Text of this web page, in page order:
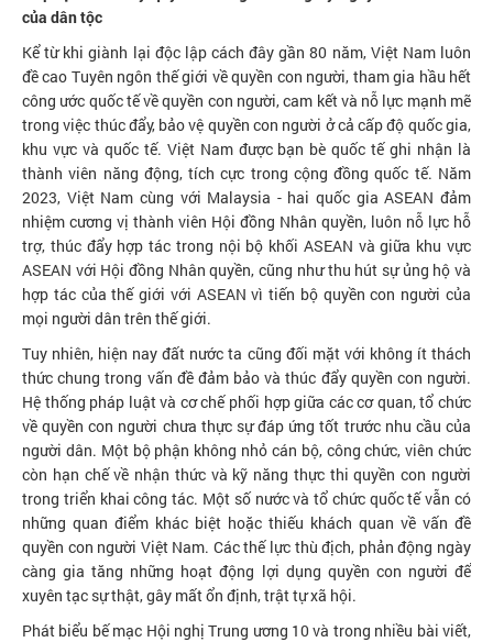
của dân tộc
Kể từ khi giành lại độc lập cách đây gần 80 năm, Việt Nam luôn
đề cao Tuyên ngôn thế giới về quyền con người, tham gia hầu hết
công ước quốc tế về quyền con người, cam kết và nỗ lực mạnh mẽ
trong việc thúc đẩy, bảo vệ quyền con người ở cả cấp độ quốc gia,
khu vực và quốc tế. Việt Nam được bạn bè quốc tế ghi nhận là
thành viên năng động, tích cực trong cộng đồng quốc tế. Năm
2023, Việt Nam cùng với Malaysia - hai quốc gia ASEAN đảm
nhiệm cương vị thành viên Hội đồng Nhân quyền, luôn nỗ lực hỗ
trợ, thúc đẩy hợp tác trong nội bộ khối ASEAN và giữa khu vực
ASEAN với Hội đồng Nhân quyền, cũng như thu hút sự ủng hộ và
hợp tác của thế giới với ASEAN vì tiến bộ quyền con người của
mọi người dân trên thế giới.
Tuy nhiên, hiện nay đất nước ta cũng đối mặt với không ít thách
thức chung trong vấn đề đảm bảo và thúc đẩy quyền con người.
Hệ thống pháp luật và cơ chế phối hợp giữa các cơ quan, tổ chức
về quyền con người chưa thực sự đáp ứng tốt trước nhu cầu của
người dân. Một bộ phận không nhỏ cán bộ, công chức, viên chức
còn hạn chế về nhận thức và kỹ năng thực thi quyền con người
trong triển khai công tác. Một số nước và tổ chức quốc tế vẫn có
những quan điểm khác biệt hoặc thiếu khách quan về vấn đề
quyền con người Việt Nam. Các thế lực thù địch, phản động ngày
càng gia tăng những hoạt động lợi dụng quyền con người để
xuyên tạc sự thật, gây mất ổn định, trật tự xã hội.
Phát biểu bế mạc Hội nghị Trung ương 10 và trong nhiều bài viết,